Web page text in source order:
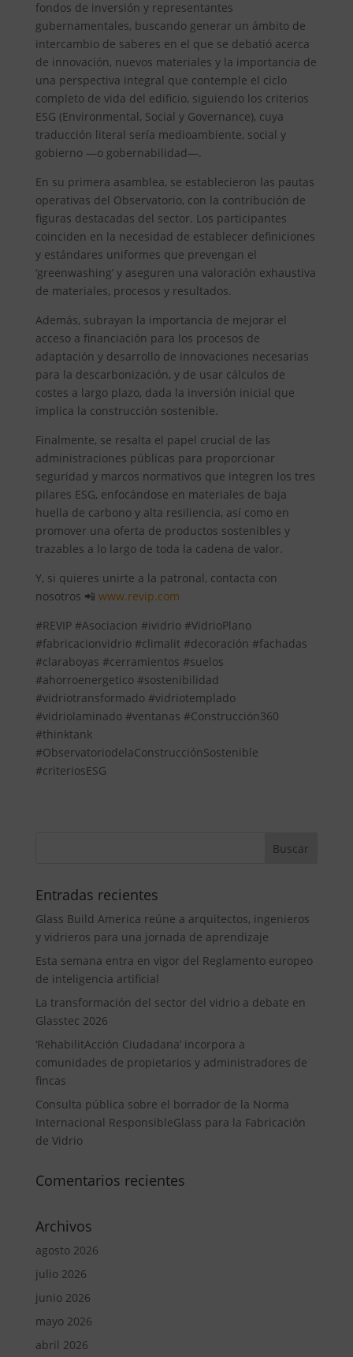
fondos de inversión y representantes
gubernamentales, buscando generar un ámbito de
intercambio de saberes en el que se debatió acerca
de innovación, nuevos materiales y la importancia de
una perspectiva integral que contemple el ciclo
completo de vida del edificio, siguiendo los criterios
ESG (Environmental, Social y Governance), cuya
traducción literal sería medioambiente, social y
gobierno ―o gobernabilidad―.
En su primera asamblea, se establecieron las pautas
operativas del Observatorio, con la contribución de
figuras destacadas del sector. Los participantes
coinciden en la necesidad de establecer definiciones
y estándares uniformes que prevengan el
‘greenwashing’ y aseguren una valoración exhaustiva
de materiales, procesos y resultados.
Además, subrayan la importancia de mejorar el
acceso a financiación para los procesos de
adaptación y desarrollo de innovaciones necesarias
para la descarbonización, y de usar cálculos de
costes a largo plazo, dada la inversión inicial que
implica la construcción sostenible.
Finalmente, se resalta el papel crucial de las
administraciones públicas para proporcionar
seguridad y marcos normativos que integren los tres
pilares ESG, enfocándose en materiales de baja
huella de carbono y alta resiliencia, así como en
promover una oferta de productos sostenibles y
trazables a lo largo de toda la cadena de valor.
Y, si quieres unirte a la patronal, contacta con
nosotros 📲 www.revip.com
#REVIP #Asociacion #ividrio #VidrioPlano
#fabricacionvidrio #climalit #decoración #fachadas
#claraboyas #cerramientos #suelos
#ahorroenergetico #sostenibilidad
#vidriotransformado #vidriotemplado
#vidriolaminado #ventanas #Construcción360
#thinktank
#ObservatoriodelaConstrucciónSostenible
#criteriosESG
Entradas recientes
Glass Build America reúne a arquitectos, ingenieros
y vidrieros para una jornada de aprendizaje
Esta semana entra en vigor del Reglamento europeo
de inteligencia artificial
La transformación del sector del vidrio a debate en
Glasstec 2026
‘RehabilitAcción Ciudadana’ incorpora a
comunidades de propietarios y administradores de
fincas
Consulta pública sobre el borrador de la Norma
Internacional ResponsibleGlass para la Fabricación
de Vidrio
Comentarios recientes
Archivos
agosto 2026
julio 2026
junio 2026
mayo 2026
abril 2026